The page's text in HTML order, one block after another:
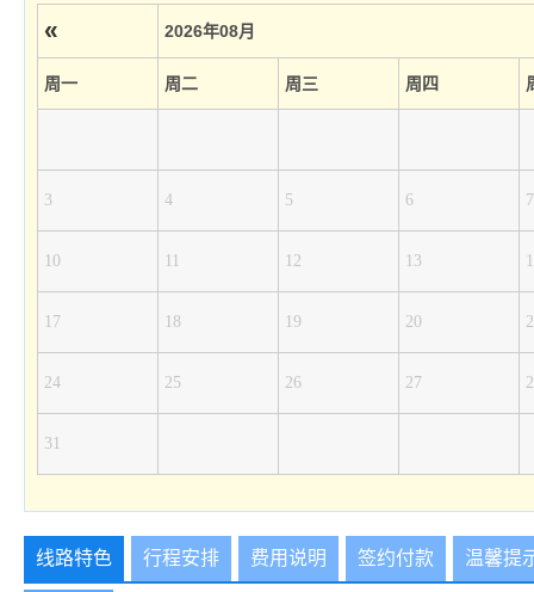
« 2026年08月
周一 周二 周三 周四
3 4 5 6 7
10 11 12 13
17 18 19 20
24 25 26 27
31
线路特色 行程安排 费用说明 签约付款 温馨提